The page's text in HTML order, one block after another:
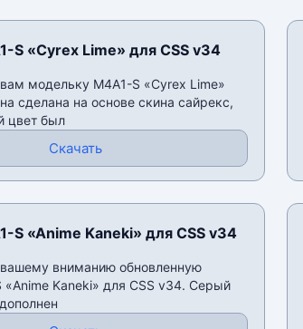
S «Cyrex Lime» для CSS v34
модельку M4A1-S «Cyrex Lime»
сделана на основе скина сайрекс,
цвет был
Скачать
S «Anime Kaneki» для CSS v34
вниманию обновленную
«Anime Kaneki» для CSS v34. Серый